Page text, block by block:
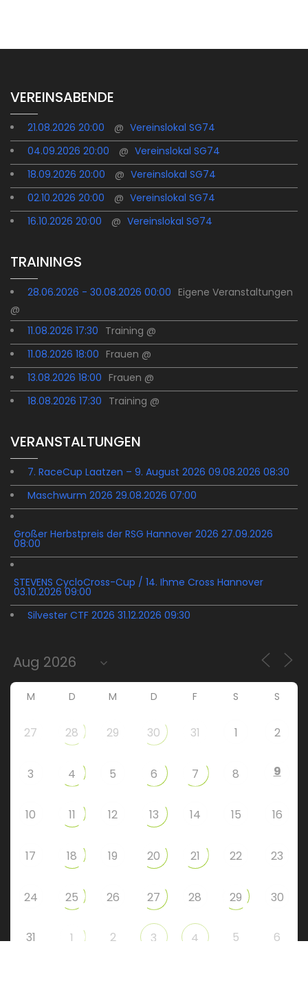
VEREINSABENDE
21.08.2026 20:00 @ Vereinslokal SG74
04.09.2026 20:00
@ Vereinslokal SG74
18.09.2026 20:00
@ Vereinslokal SG74
02.10.2026 20:00
@ Vereinslokal SG74
16.10.2026 20:00
@ Vereinslokal SG74
TRAININGS
28.06.2026 - 30.08.2026 00:00 Eigene Veranstaltungen
@
11.08.2026 17:30 Training @
11.08.2026 18:00 Frauen @
13.08.2026 18:00 Frauen @
18.08.2026 17:30 Training @
VERANSTALTUNGEN
7. RaceCup Laatzen – 9. August 2026 09.08.2026 08:30
Maschwurm 2026 29.08.2026 07:00
Großer Herbstpreis der RSG Hannover 2026 27.09.2026
08:00
STEVENS CycloCross-Cup / 14. Ihme Cross Hannover
03.10.2026 09:00
Silvester CTF 2026 31.12.2026 09:30
M D M D F S S
27 28 29 30 31 1 2
3 4 5 6 7 8 9
10 11 12 13 14 15 16
17 18 19 20 21 22 23
24 25 26 27 28 29 30
31 1 2 3 4 5 6